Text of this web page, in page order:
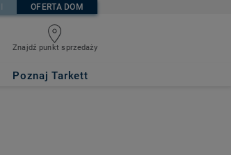
OFERTA DOM
Znajdź punkt sprzedaży
Poznaj Tarkett